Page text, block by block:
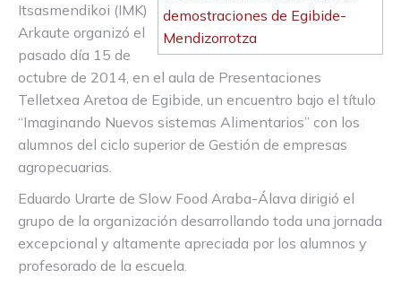
Itsasmendikoi (IMK)
Arkaute organizó el
pasado día 15 de
octubre de 2014, en el aula de Presentaciones
Telletxea Aretoa de Egibide, un encuentro bajo el título
“Imaginando Nuevos sistemas Alimentarios” con los
alumnos del ciclo superior de Gestión de empresas
agropecuarias.
Eduardo Urarte de Slow Food Araba-Álava dirigió el
grupo de la organización desarrollando toda una jornada
excepcional y altamente apreciada por los alumnos y
profesorado de la escuela.